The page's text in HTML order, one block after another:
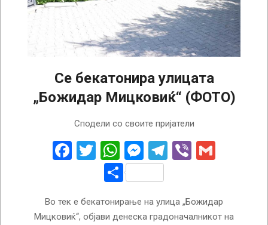
Се бекатонира улицата
„Божидар Мицковиќ“ (ФОТО)
Сподели со своите пријатели
Facebook
Twitter
WhatsApp
Messenger
Telegram
Viber
Share
Во тек е бекатонирање на улица „Божидар
Мицковиќ“, објави денеска градоначалникот на